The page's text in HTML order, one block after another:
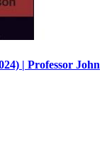
| Professor John